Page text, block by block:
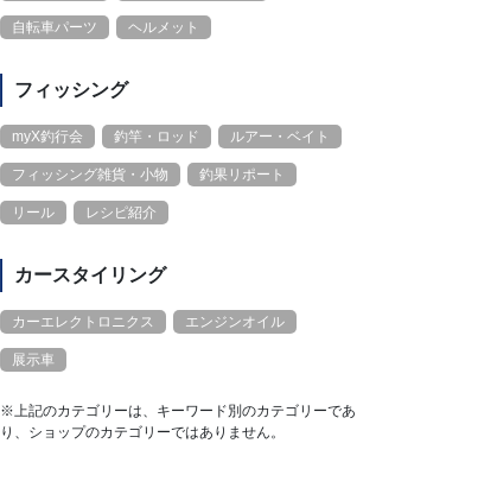
自転車パーツ ヘルメット
フィッシング
myX釣行会 釣竿・ロッド ルアー・ベイト
フィッシング雑貨・小物 釣果リポート
リール レシピ紹介
カースタイリング
カーエレクトロニクス エンジンオイル
展示車
※上記のカテゴリーは、キーワード別のカテゴリーであ
り、ショップのカテゴリーではありません。